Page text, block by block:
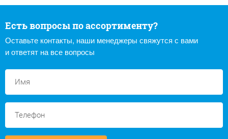
Есть вопросы по ассортименту?
Оставьте контакты, наши менеджеры свяжутся с вами
и ответят на все вопросы